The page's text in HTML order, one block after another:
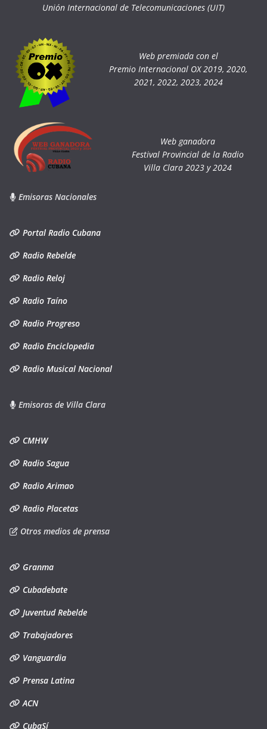
Unión Internacional de Telecomunicaciones (UIT)
Web premiada con el
Premio Internacional OX 2019, 2020,
2021, 2022, 2023, 2024
Web ganadora
Festival Provincial de la Radio
Villa Clara 2023 y 2024
Emisoras Nacionales
Portal Radio Cubana
Radio Rebelde
Radio Reloj
Radio Taíno
Radio Progreso
Radio Enciclopedia
Radio Musical Nacional
Emisoras de Villa Clara
CMHW
Radio Sagua
Radio Arimao
Radio Placetas
Otros medios de prensa
Granma
Cubadebate
Juventud Rebelde
Trabajadores
Vanguardia
Prensa Latina
ACN
CubaSí